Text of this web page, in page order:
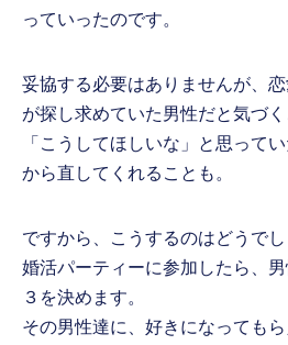
っていったのです。
妥協する必要はありませんが、
が探し求めていた男性だと気づく
「こうしてほしいな」と思って
から直してくれることも。
ですから、こうするのはどうでし
婚活パーティーに参加したら、
３を決めます。
その男性達に、好きになっても